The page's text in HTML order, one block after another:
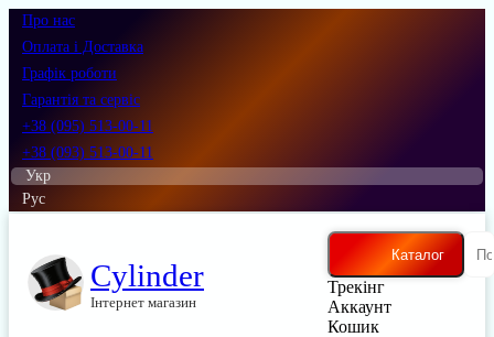
Про нас
Оплата і Доставка
Графік роботи
Гарантія та сервіс
+38 (095) 513-00-11
+38 (093) 513-00-11
Укр
Рус
Cylinder
Інтернет магазин
Каталог
Трекінг
Аккаунт
Кошик